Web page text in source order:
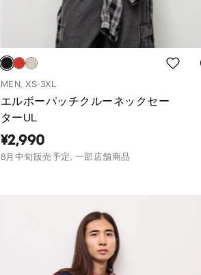
MEN, XS-3XL
エルボーパッチクルーネックセー
ターUL
¥2,990
8月中旬販売予定, 一部店舗商品